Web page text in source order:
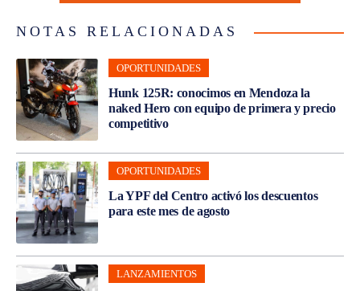
NOTAS RELACIONADAS
OPORTUNIDADES
Hunk 125R: conocimos en Mendoza la
naked Hero con equipo de primera y precio
competitivo
OPORTUNIDADES
La YPF del Centro activó los descuentos
para este mes de agosto
LANZAMIENTOS